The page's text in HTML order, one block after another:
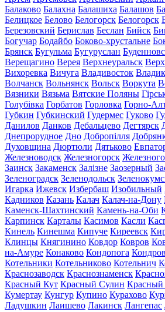
Балаково Балахна Балашиха Балашов
Белицкое Белово Белогорск Белогорск
Березовский Берислав Беслан Бийск
Богучар Бодайбо Боково-хрустальне
Брянск Бугульма Бугуруслан
Верещагино Верея Верхнеуральск
Вихоревка Вичуга Владивосток
Волчанск Вольнянск Вольск Воркута
Вязники Вязьма Вятские Поляны
Голубівка Горбатов Горловка Горно-
Губкин Губкинский Гудермес Гуково
Данилов Данков Дебальцево Дегтярск
Днепрорудное Дно Добропілля
Духовщина Дюртюли Дятьково
Железноводск Железногорск
Заинск Закаменск Залізне Заозерный
Зеленоградск Зеленодольск
Игарка Ижевск Избербаш Изобильный
Кадников Казань Калач Калач-на-Дону
Каменск-Шахтинский Камень-на-Оби
Карпинск Карталы Касимов Касли
Кинель Кинешма Кипуче Киреевск
Клинцы Княгинино Ковдор Ковров
на-Амуре Конаково Кондопога
Котельники Котельниково Котельнич
Краснозаводск Краснознаменск
Красный Кут Красный Сулин
Кумертау Кунгур Купино Курахово
Ладушкин Лаишево Лакинск Лангепас